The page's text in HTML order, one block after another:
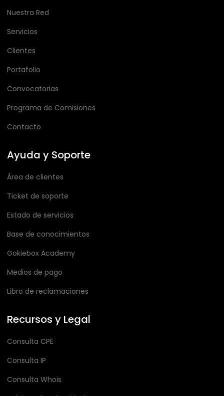
Nuestra Red
Servicios
Clientes
Portafolio
Convocatorias
Programa de Comisiones
Contacto
Ayuda y Soporte
Área de clientes
Ticket de soporte
Estado de servicios
Base de conocimientos
Gokiebox Academy
Medios de pago
Libro de reclamaciones
Recursos y Legal
Consulta CPE
Consulta IP
Consulta Whois